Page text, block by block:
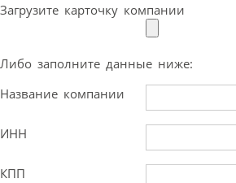
Загрузите карточку компании
Либо заполните данные ниже:
Название компании
ИНН
КПП